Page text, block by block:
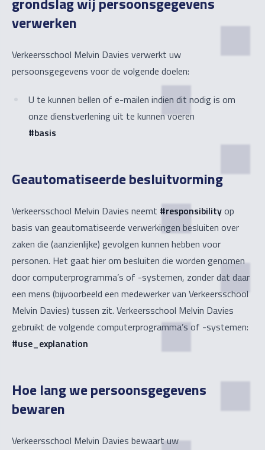
verwerken
Verkeersschool Melvin Davies verwerkt uw
persoonsgegevens voor de volgende doelen:
U te kunnen bellen of e-mailen indien dit nodig is om
onze dienstverlening uit te kunnen voeren
#basis
Geautomatiseerde besluitvorming
Verkeersschool Melvin Davies neemt #responsibilityop
basis van geautomatiseerde verwerkingen besluiten over
zaken die (aanzienlijke) gevolgen kunnen hebben voor
personen. Het gaat hier om besluiten die worden genomen
door computerprogramma’s of -systemen, zonder dat daar
een mens (bijvoorbeeld een medewerker van Verkeersschool
Melvin Davies) tussen zit. Verkeersschool Melvin Davies
gebruikt de volgende computerprogramma’s of -systemen:
#use_explanation
Hoe lang we persoonsgegevens
bewaren
Verkeersschool Melvin Davies bewaart uw